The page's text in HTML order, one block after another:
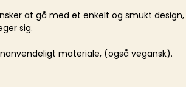
at gå med et enkelt og smukt
sig.
materiale, (også vegansk).